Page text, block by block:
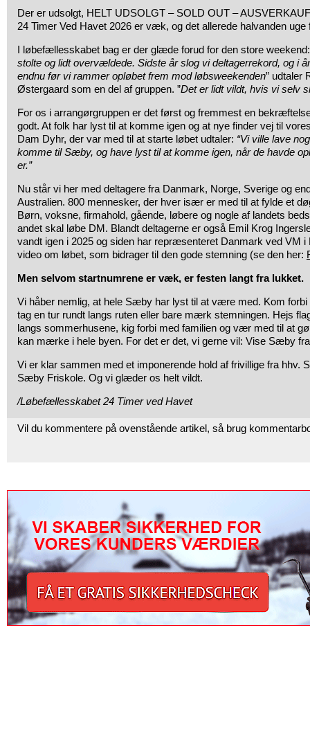
Der er udsolgt, HELT UDSOLGT – SOLD OUT –
24 Timer Ved Havet 2026 er væk, og det allerede halvanden uge
I løbefællesskabet bag er der glæde forud for den store weekend:
stolte og lidt overvældede. Sidste år slog vi deltagerrekord, og i
endnu før vi rammer opløbet frem mod løbsweekenden” udtaler
Østergaard som en del af gruppen. ”Det er lidt vildt, hvis vi selv
For os i arrangørgruppen er det først og fremmest en
godt. At folk har lyst til at komme igen og at nye finder vej til
Dam Dyhr, der var med til at starte løbet udtaler: “Vi ville lave
komme til Sæby, og have lyst til at komme igen, når de havde
er.”
Nu står vi her med deltagere fra Danmark, Norge, Sverige og
Australien. 800 mennesker, der hver især er med til at fylde et
Børn, voksne, firmahold, gående, løbere og nogle af landets
andet skal løbe DM. Blandt deltagerne er også Emil Krog
vandt igen i 2025 og siden har repræsenteret Danmark ved VM i
video om løbet, som bidrager til den gode stemning (se den her:
Men selvom startnumrene er væk, er festen langt fra lukket.
Vi håber nemlig, at hele Sæby har lyst til at være med. Kom forbi
tag en tur rundt langs ruten eller bare mærk stemningen. Hejs
langs sommerhusene, kig forbi med familien og vær med til at
kan mærke i hele byen. For det er det, vi gerne vil: Vise Sæby
Vi er klar sammen med et imponerende hold af frivillige fra hhv.
Sæby Friskole. Og vi glæder os helt vildt.
/Løbefællesskabet 24 Timer ved Havet
Vil du kommentere på ovenstående artikel, så brug